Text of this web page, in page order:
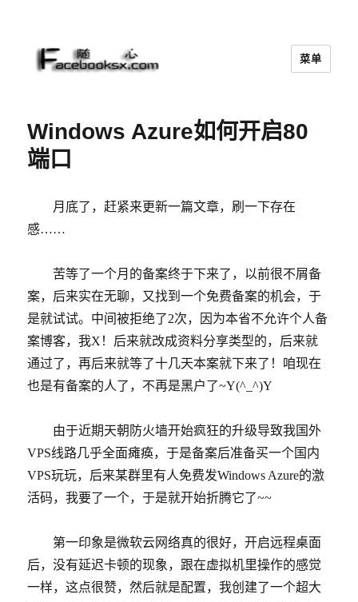
菜单
Windows Azure如何开启80
端口
月底了，赶紧来更新一篇文章，刷一下存在
感……
苦等了一个月的备案终于下来了，以前很不屑备
案，后来实在无聊，又找到一个免费备案的机会，于
是就试试。中间被拒绝了2次，因为本省不允许个人备
案博客，我X！后来就改成资料分享类型的，后来就
通过了，再后来就等了十几天本案就下来了！咱现在
也是有备案的人了，不再是黑户了~Y(^_^)Y
由于近期天朝防火墙开始疯狂的升级导致我国外
VPS线路几乎全面瘫痪，于是备案后准备买一个国内
VPS玩玩，后来某群里有人免费发Windows Azure的激
活码，我要了一个，于是就开始折腾它了~~
第一印象是微软云网络真的很好，开启远程桌面
后，没有延迟卡顿的现象，跟在虚拟机里操作的感觉
一样，这点很赞，然后就是配置，我创建了一个超大